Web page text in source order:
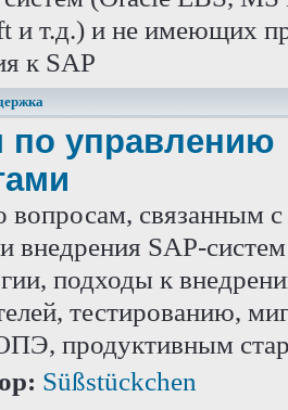
и т.д.) и не имеющих
к SAP
управлению
связанным с
внедрения SAP-
подходы к
тестированию,
продуктивным
Süßstückchen